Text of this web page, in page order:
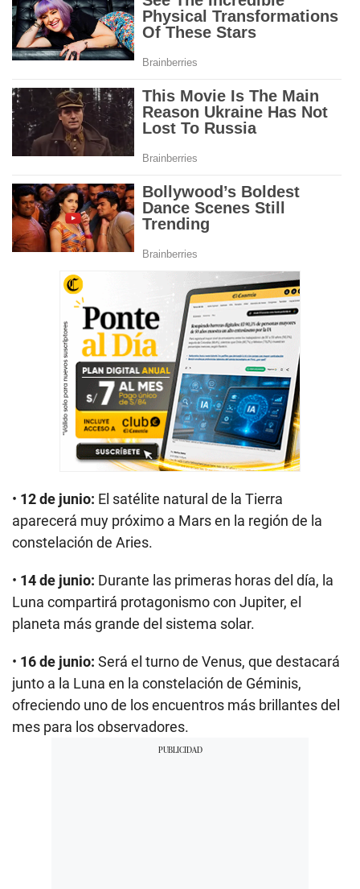
• 12 de junio: El satélite natural de la Tierra
aparecerá muy próximo a Mars en la región de la
constelación de Aries.
• 14 de junio: Durante las primeras horas del día, la
Luna compartirá protagonismo con Jupiter, el
planeta más grande del sistema solar.
• 16 de junio: Será el turno de Venus, que destacará
junto a la Luna en la constelación de Géminis,
ofreciendo uno de los encuentros más brillantes del
mes para los observadores.